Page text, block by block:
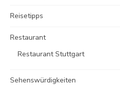
Reisetipps
Restaurant
Restaurant Stuttgart
Sehenswürdigkeiten